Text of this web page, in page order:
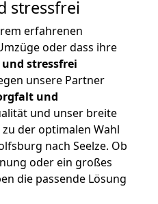
stressfrei
erfahrenen
oder dass ihre
stressfrei
unsere Partner
und
und unser breite
der optimalen Wahl
nach Seelze. Ob
oder ein großes
die passende Lösung